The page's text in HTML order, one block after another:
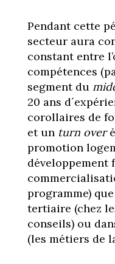
Pendant cette
secteur aura
constant entre
compétences
segment du
20 ans
corollaires de
et un turn over
promotion
développement
programme)
tertiaire (chez
conseils) ou
(les métiers de